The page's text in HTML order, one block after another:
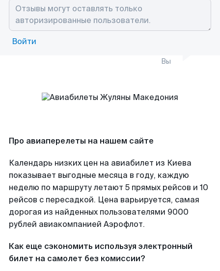
Войти
Вы
Про авиаперелеты на нашем сайте
Календарь низких цен на авиабилет из Киева
показывает выгодные месяца в году, каждую
неделю по маршруту летают 5 прямых рейсов и 10
рейсов с пересадкой. Цена варьируется, самая
дорогая из найденных пользователями 9000
рублей авиакомпанией Аэрофлот.
Как еще сэкономить используя электронный
билет на самолет без комиссии?